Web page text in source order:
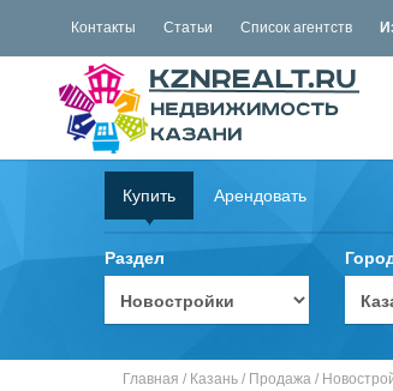
Контакты Статьи Список агентств
Купить Арендовать
Раздел
Главная / Казань / Продажа /